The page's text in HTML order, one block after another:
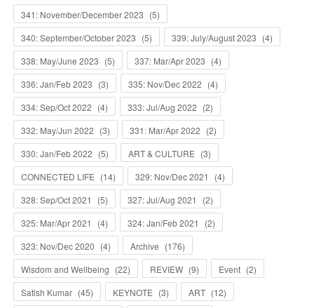
341: November/December 2023 (5)
340: September/October 2023 (5) 339: July/August 2023 (4)
338: May/June 2023 (5) 337: Mar/Apr 2023 (4)
336: Jan/Feb 2023 (3) 335: Nov/Dec 2022 (4)
334: Sep/Oct 2022 (4) 333: Jul/Aug 2022 (2)
332: May/Jun 2022 (3) 331: Mar/Apr 2022 (2)
330: Jan/Feb 2022 (5) ART & CULTURE (3)
CONNECTED LIFE (14) 329: Nov/Dec 2021 (4)
328: Sep/Oct 2021
(5) 327: Jul/Aug 2021 (2)
325: Mar/Apr 2021
(4) 324: Jan/Feb 2021 (2)
323: Nov/Dec 2020 (4) Archive (176)
Wisdom and Wellbeing (22) REVIEW (9) Event (2)
Satish Kumar (45) KEYNOTE (3) ART (12)